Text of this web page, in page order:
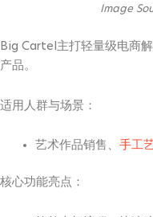
Image
Big Cartel主打轻量级电商
产品。
适用人群与场景：
艺术作品销售、 手工
核心功能亮点：